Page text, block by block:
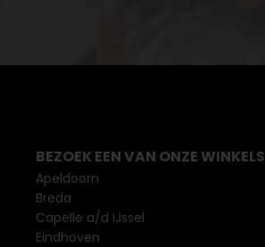
BEZOEK EEN VAN ONZE WINKELS
Apeldoorn
Breda
Capelle a/d IJssel
Eindhoven